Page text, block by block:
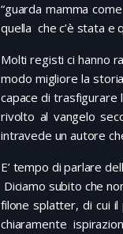
“guarda mamma
quella che c’è stata e
Molti registi ci hanno
modo migliore la
capace di
rivolto al vangelo
intravede un autore
E’ tempo di parlare
Diciamo subito che
filone splatter, di cui
chiaramente